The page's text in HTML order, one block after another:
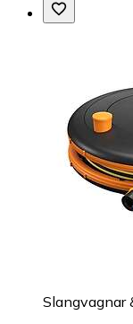
Slangvagnar